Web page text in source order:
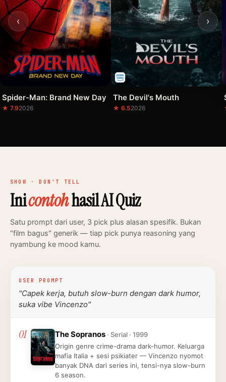
‹
Spider-Man: Brand New Day
★ 7.92026
The Devil's Mouth
★ 6.52026
›
SHOW · DON'T TELL
Inicontohhasil AI Quiz
Satu prompt dari user, 3 pick plus alasan spesifik. Bukan
"film bagus" generik — tiap pick punya reasoning yang
nyambung ke mood kamu.
USER PROMPT
"Capek kerja, butuh slow-burn dengan dark humor,
suka vibe Vincenzo"
01 The Sopranos · Serial · 1999
Origin genre crime-drama dark-humor. Keluarga
mafia Italia + sesi psikiater — Vincenzo nyomot
banyak DNA dari series ini, tensi-nya slow-burn
6 season.